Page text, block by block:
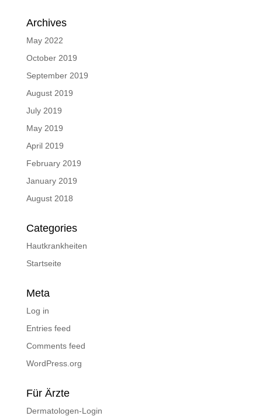
Archives
May 2022
October 2019
September 2019
August 2019
July 2019
May 2019
April 2019
February 2019
January 2019
August 2018
Categories
Hautkrankheiten
Startseite
Meta
Log in
Entries feed
Comments feed
WordPress.org
Für Ärzte
Dermatologen-Login